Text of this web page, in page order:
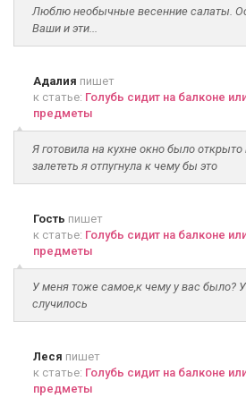
Люблю необычные весенние салаты.
Ваши и эти...
Адалия пишет
к статье: Голубь сидит на балконе
предметы
Я готовила на кухне окно было открыто
залететь я отпугнула к чему бы это
Гость пишет
к статье: Голубь сидит на балконе
предметы
У меня тоже самое,к чему у вас было?
случилось
Леся пишет
к статье: Голубь сидит на балконе
предметы